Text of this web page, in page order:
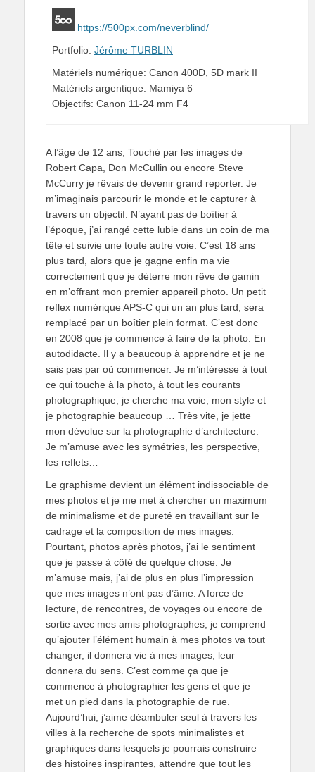
https://500px.com/neverblind/
Portfolio: Jérôme TURBLIN
Matériels numérique: Canon 400D, 5D mark II
Matériels argentique: Mamiya 6
Objectifs: Canon 11-24 mm F4
A l’âge de 12 ans, Touché par les images de
Robert Capa, Don McCullin ou encore Steve
McCurry je rêvais de devenir grand reporter. Je
m’imaginais parcourir le monde et le capturer à
travers un objectif. N’ayant pas de boîtier à
l’époque, j’ai rangé cette lubie dans un coin de ma
tête et suivie une toute autre voie. C’est 18 ans
plus tard, alors que je gagne enfin ma vie
correctement que je déterre mon rêve de gamin
en m’offrant mon premier appareil photo. Un petit
reflex numérique APS-C qui un an plus tard, sera
remplacé par un boîtier plein format. C’est donc
en 2008 que je commence à faire de la photo. En
autodidacte. Il y a beaucoup à apprendre et je ne
sais pas par où commencer. Je m’intéresse à tout
ce qui touche à la photo, à tout les courants
photographique, je cherche ma voie, mon style et
je photographie beaucoup … Très vite, je jette
mon dévolue sur la photographie d’architecture.
Je m’amuse avec les symétries, les perspective,
les reflets…
Le graphisme devient un élément indissociable de
mes photos et je me met à chercher un maximum
de minimalisme et de pureté en travaillant sur le
cadrage et la composition de mes images.
Pourtant, photos après photos, j’ai le sentiment
que je passe à côté de quelque chose. Je
m’amuse mais, j’ai de plus en plus l’impression
que mes images n’ont pas d’âme. A force de
lecture, de rencontres, de voyages ou encore de
sortie avec mes amis photographes, je comprend
qu’ajouter l’élément humain à mes photos va tout
changer, il donnera vie à mes images, leur
donnera du sens. C’est comme ça que je
commence à photographier les gens et que je
met un pied dans la photographie de rue.
Aujourd’hui, j’aime déambuler seul à travers les
villes à la recherche de spots minimalistes et
graphiques dans lesquels je pourrais construire
des histoires inspirantes, attendre que tout les